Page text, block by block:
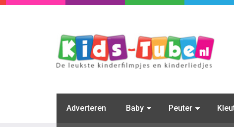
Adverteren Baby Peuter